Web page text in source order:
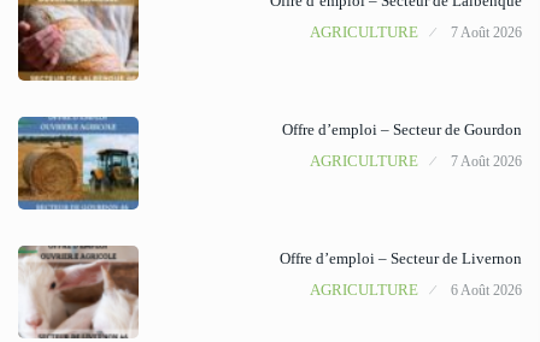
AGRICULTURE
7 Août 2026
Offre d’emploi – Secteur de Gourdon
AGRICULTURE
7 Août 2026
Offre d’emploi – Secteur de Livernon
AGRICULTURE
6 Août 2026